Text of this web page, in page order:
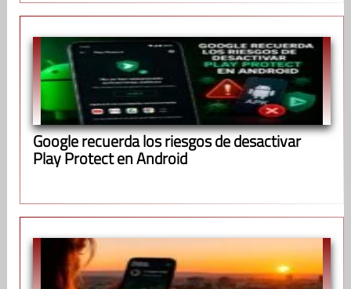
Google recuerda los riesgos de desactivar
Play Protect en Android